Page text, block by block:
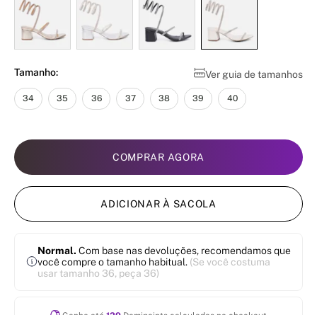
Ver guia de tamanhos
Tamanho:
34 35 36 37 38 39 40
COMPRAR AGORA
ADICIONAR À SACOLA
Normal. Com base nas devoluções, recomendamos que
você compre o tamanho habitual. (Se você costuma
usar tamanho 36, peça 36)